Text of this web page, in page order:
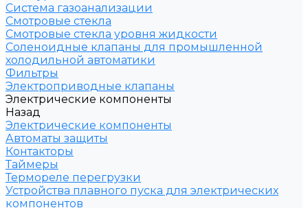
Система газоанализации
Смотровые стекла
Смотровые стекла уровня жидкости
Соленоидные клапаны для промышленной
холодильной автоматики
Фильтры
Электроприводные клапаны
Электрические компоненты
Назад
Электрические компоненты
Автоматы защиты
Контакторы
Таймеры
Термореле перегрузки
Устройства плавного пуска для электрических
компонентов